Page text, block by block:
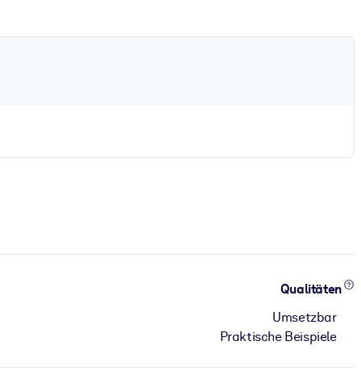
Qualitäten
Umsetzbar
Praktische Beispiele